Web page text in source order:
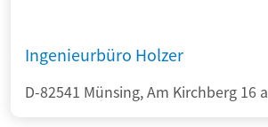
Ingenieurbüro Holzer
D-82541 Münsing, Am Kirchberg 16 a